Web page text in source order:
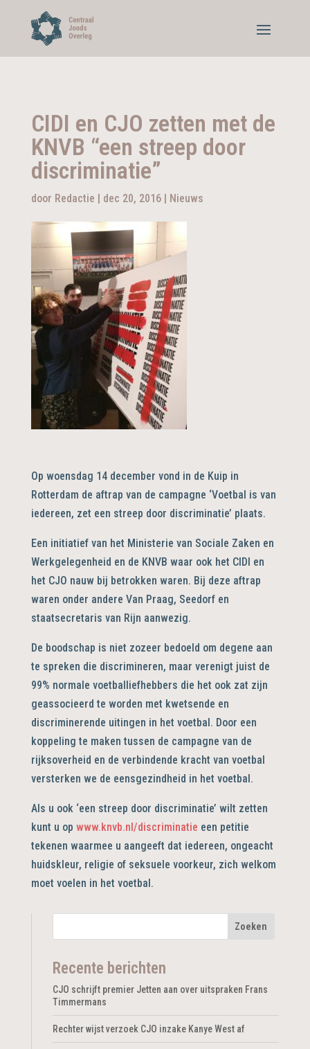
CIDI en CJO zetten met de
KNVB “een streep door
discriminatie”
door Redactie | dec 20, 2016| Nieuws
Op woensdag 14 december vond in de Kuip in
Rotterdam de aftrap van de campagne ‘Voetbal is van
iedereen, zet een streep door discriminatie’ plaats.
Een initiatief van het Ministerie van Sociale Zaken en
Werkgelegenheid en de KNVB waar ook het CIDI en
het CJO nauw bij betrokken waren. Bij deze aftrap
waren onder andere Van Praag, Seedorf en
staatsecretaris van Rijn aanwezig.
De boodschap is niet zozeer bedoeld om degene aan
te spreken die discrimineren, maar verenigt juist de
99% normale voetballiefhebbers die het ook zat zijn
geassocieerd te worden met kwetsende en
discriminerende uitingen in het voetbal. Door een
koppeling te maken tussen de campagne van de
rijksoverheid en de verbindende kracht van voetbal
versterken we de eensgezindheid in het voetbal.
Als u ook ‘een streep door discriminatie’ wilt zetten
kunt u op www.knvb.nl/discriminatie een petitie
tekenen waarmee u aangeeft dat iedereen, ongeacht
huidskleur, religie of seksuele voorkeur, zich welkom
moet voelen in het voetbal.
Recente berichten
CJO schrijft premier Jetten aan over uitspraken Frans
Timmermans
Rechter wijst verzoek CJO inzake Kanye West af